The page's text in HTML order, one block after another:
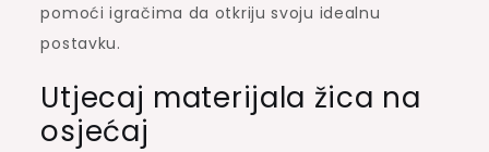
pomoći igračima da otkriju svoju idealnu
postavku.
Utjecaj materijala žica na
osjećaj